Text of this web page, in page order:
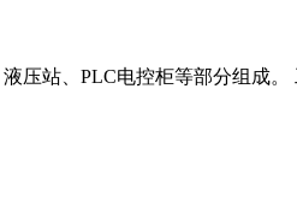
压站、PLC电控柜等部分组成。